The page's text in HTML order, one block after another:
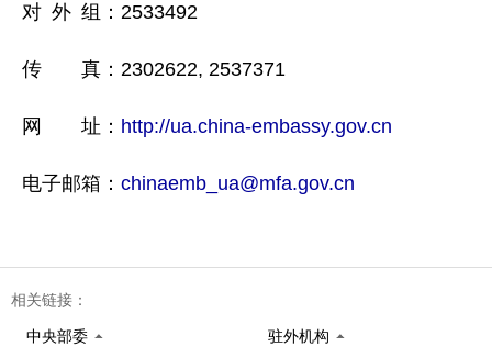
对 外 组：2533492
传 真：2302622, 2537371
网 址： http://ua.china-embassy.gov.cn
电子邮箱： chinaemb_ua@mfa.gov.cn
相关链接：
中央部委 驻外机构